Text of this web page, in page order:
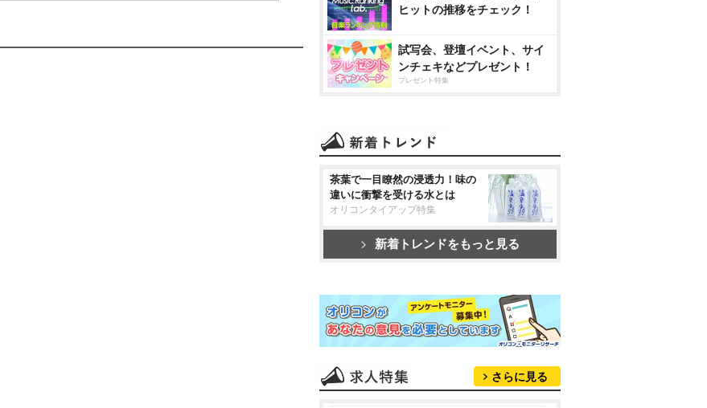
ヒットの推移をチェック！
試写会、登壇イベント、サイ
ンチェキなどプレゼント！
プレゼント特集
茶葉で一目瞭然の浸透力！味の
違いに衝撃を受ける水とは
オリコンタイアップ特集
新着トレンドをもっと見る
さらに見る